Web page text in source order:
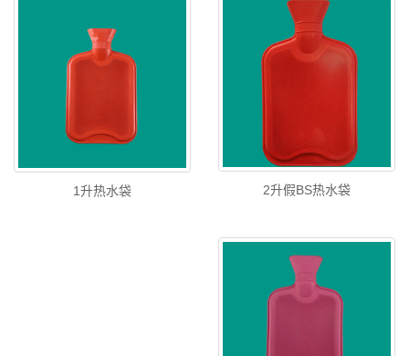
1升热水袋 2升假BS热水袋